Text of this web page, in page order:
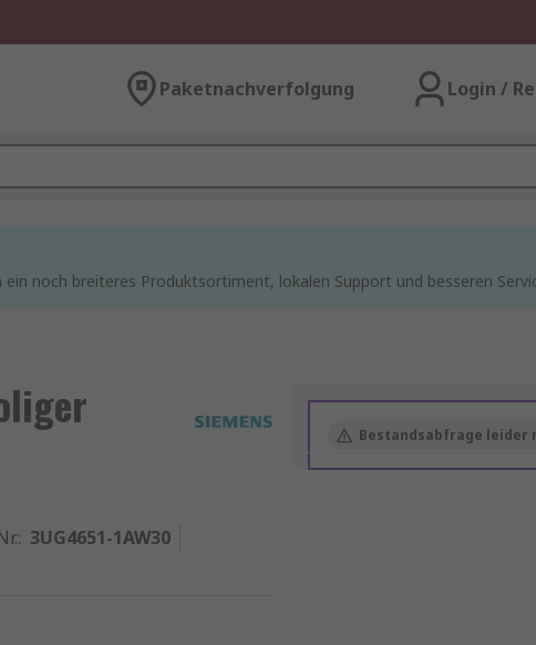
Paketnachverfolgung Login /
noch breiteres Produktsortiment, lokalen Support und besseren
: 3UG4651-1AW30
Bestandsabfrage leider